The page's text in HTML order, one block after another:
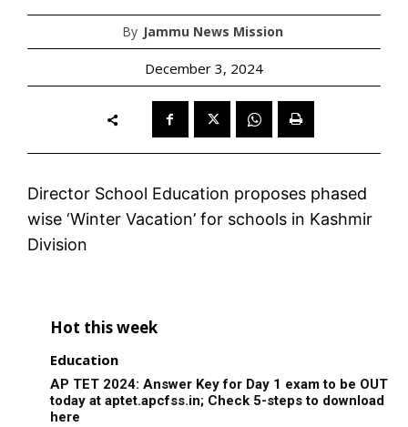
By Jammu News Mission
December 3, 2024
Director School Education proposes phased
wise ‘Winter Vacation’ for schools in Kashmir
Division
Hot this week
Education
AP TET 2024: Answer Key for Day 1 exam to be OUT
today at aptet.apcfss.in; Check 5-steps to download
here